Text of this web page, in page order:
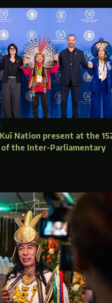
Nation present at the
of the Inter-Parliamentary